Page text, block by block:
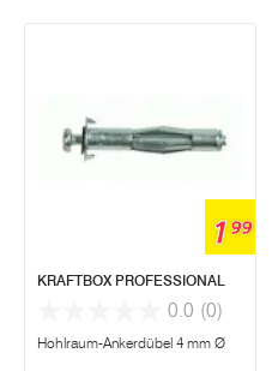
199
KRAFTBOX PROFESSIONAL
0.0 (0)
Hohlraum-Ankerdübel 4 mm Ø